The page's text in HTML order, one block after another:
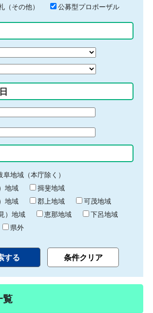
（その他）
公募型プロポーザル
阜地域（本庁除く）
地域
揖斐地域
地域
郡上地域
可茂地域
）地域
恵那地域
下呂地域
県外
覧